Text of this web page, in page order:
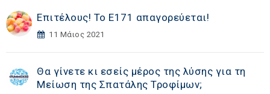
Επιτέλους! Το Ε171 απαγορεύεται!
11 Μάιος 2021
Θα γίνετε κι εσείς μέρος της λύσης για τη
Μείωση της Σπατάλης Τροφίμων;